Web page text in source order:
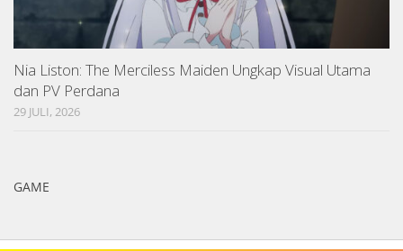
Nia Liston: The Merciless Maiden Ungkap Visual Utama
dan PV Perdana
29 JULI, 2026
GAME